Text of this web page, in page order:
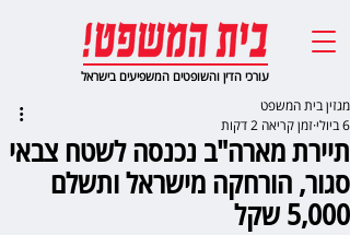
עורכי הדין והשופטים המשפיעים בישראל
תיירת מארה"ב נכנסה לשטח צבאי
סגור, הורחקה מישראל ותשלם
5,000 שקל
מגזין בית המשפט
6 ביולי
זמן קריאה 2 דקות